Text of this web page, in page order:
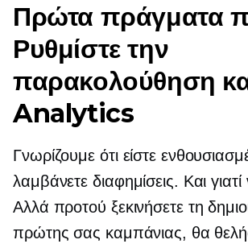
Πρώτα πράγματα
Ρυθμίστε την
παρακολούθηση
Analytics
Γνωρίζουμε ότι είστε
λαμβάνετε διαφημίσεις. Και
Αλλά προτού ξεκινήσετε τη
πρώτης σας καμπάνιας, θα